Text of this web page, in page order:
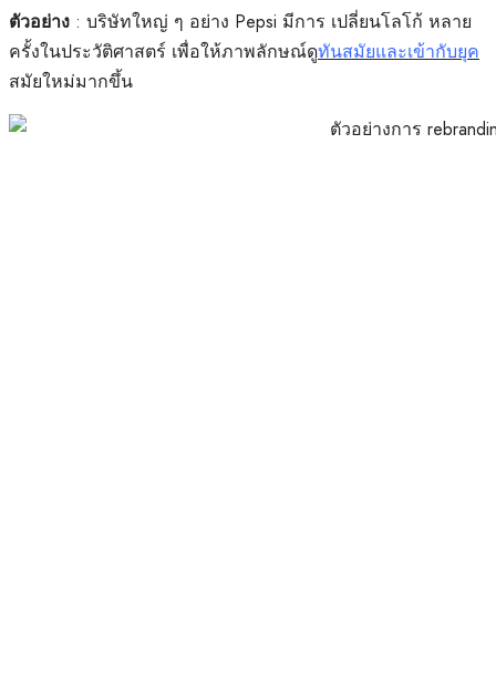
ตัวอย่าง : บริษัทใหญ่ ๆ อย่าง Pepsi มีการ เปลี่ยนโลโก้ หลาย
ครั้งในประวัติศาสตร์ เพื่อให้ภาพลักษณ์ดูทันสมัยและเข้ากับยุค
สมัยใหม่มากขึ้น